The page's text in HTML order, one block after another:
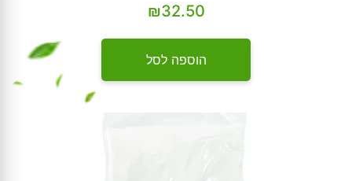
₪32.50
הוספה לסל